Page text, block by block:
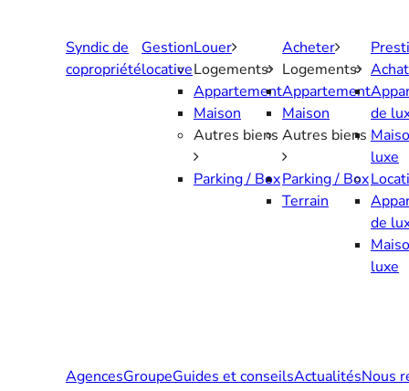
Syndic de
copropriété
Gestion
locative
Louer
Logements
Appartement
Maison
Autres biens
Parking / Box
Acheter
Logements
Appartement
Maison
Autres biens
Parking / Box
Terrain
Achat
de
luxe
de
luxe
AgencesGroupeGuides et conseilsActualitésNous